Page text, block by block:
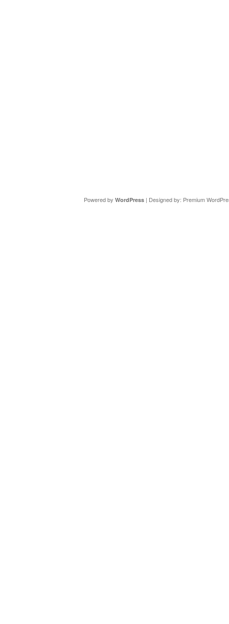
Powered by WordPress| Designed by: Premium